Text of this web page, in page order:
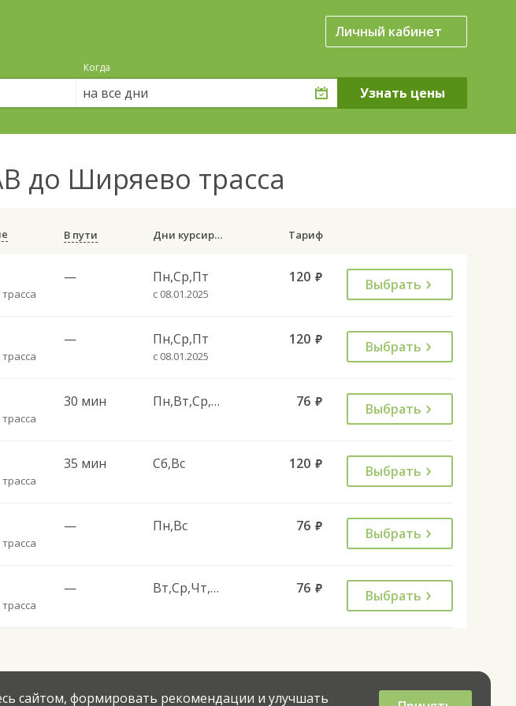
Личный кабинет
Когда
на все дни
до Ширяево трасса
В пути Дни курсирования Тариф
— Пн,Ср,Пт
с 08.01.2025
120 руб. Выбрать
— Пн,Ср,Пт
с 08.01.2025
120 руб. Выбрать
30 мин Пн,Вт,Ср,Чт,Пт 76 руб. Выбрать
35 мин Сб,Вс 120 руб. Выбрать
— Пн,Вс 76 руб. Выбрать
— Вт,Ср,Чт,Пт 76 руб. Выбрать
сайтом, формировать рекомендации и улучшать